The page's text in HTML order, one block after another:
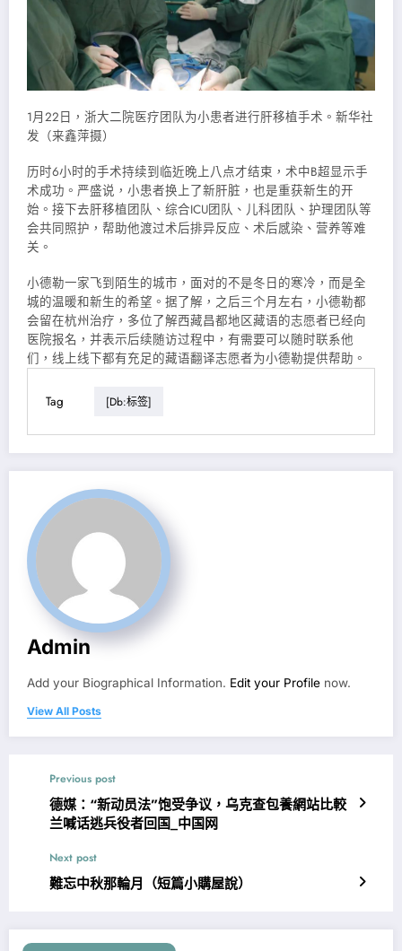
1月22日，浙大二院医疗团队为小患者进行肝移植手术。新华社
发（来鑫萍摄）
历时6小时的手术持续到临近晚上八点才结束，术中B超显示手
术成功。严盛说，小患者换上了新肝脏，也是重获新生的开
始。接下去肝移植团队、综合ICU团队、儿科团队、护理团队等
会共同照护，帮助他渡过术后排异反应、术后感染、营养等难
关。
小德勒一家飞到陌生的城市，面对的不是冬日的寒冷，而是全
城的温暖和新生的希望。据了解，之后三个月左右，小德勒都
会留在杭州治疗，多位了解西藏昌都地区藏语的志愿者已经向
医院报名，并表示后续随访过程中，有需要可以随时联系他
们，线上线下都有充足的藏语翻译志愿者为小德勒提供帮助。
Tag [db:标签]
Admin
Add your Biographical Information. Edit your Profile now.
View All Posts
Previous post
德媒：“新动员法”饱受争议，乌克查包養網站比較
兰喊话逃兵役者回国_中国网
Next post
難忘中秋那輪月（短篇小購屋說）